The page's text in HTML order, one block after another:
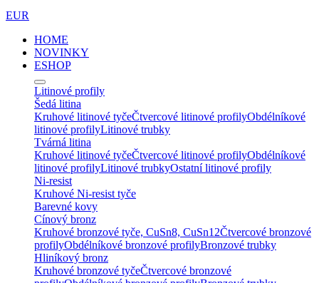
EUR
HOME
NOVINKY
ESHOP
Litinové profily
Šedá litina
Kruhové litinové tyčeČtvercové litinové profilyObdélníkové
litinové profilyLitinové trubky
Tvárná litina
Kruhové litinové tyčeČtvercové litinové profilyObdélníkové
litinové profilyLitinové trubkyOstatní litinové profily
Ni-resist
Kruhové Ni-resist tyče
Barevné kovy
Cínový bronz
Kruhové bronzové tyče, CuSn8, CuSn12Čtvercové bronzové
profilyObdélníkové bronzové profilyBronzové trubky
Hliníkový bronz
Kruhové bronzové tyčeČtvercové bronzové